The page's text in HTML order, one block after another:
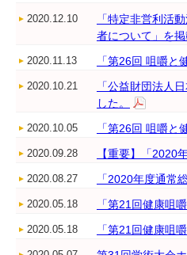
2020.12.10
「特定非営利活
者について」を掲
2020.11.13 「第26回 咀嚼
2020.10.21
「公益財団法人
した。
2020.10.05 「第26回 咀嚼
2020.09.28 【重要】「2020
2020.08.27 「2020年度通常
2020.05.18 「第21回健康咀
2020.05.18 「第21回健康咀